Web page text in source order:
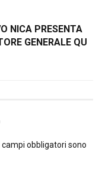
NICA PRESENTA
GENERALE QU
I campi obbligatori sono